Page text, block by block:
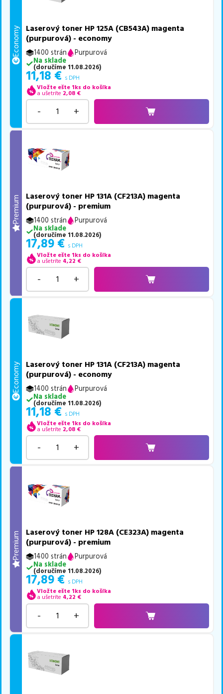
Economy
Laserový toner HP 125A (CB543A) magenta
(purpurová) - economy
1400 strán
Purpurová
Na sklade
(doručíme 11.08.2026)
11,18 € s DPH
Vložte ešte 1ks do košíka
a ušetríte 2,08 €
- +
Premium
Laserový toner HP 131A (CF213A) magenta
(purpurová) - premium
1400 strán
Purpurová
Na sklade
(doručíme 11.08.2026)
17,89 € s DPH
Vložte ešte 1ks do košíka
a ušetríte 4,22 €
- +
Economy
Laserový toner HP 131A (CF213A) magenta
(purpurová) - economy
1400 strán
Purpurová
Na sklade
(doručíme 11.08.2026)
11,18 € s DPH
Vložte ešte 1ks do košíka
a ušetríte 2,08 €
- +
Premium
Laserový toner HP 128A (CE323A) magenta
(purpurová) - premium
1400 strán
Purpurová
Na sklade
(doručíme 11.08.2026)
17,89 € s DPH
Vložte ešte 1ks do košíka
a ušetríte 4,22 €
- +